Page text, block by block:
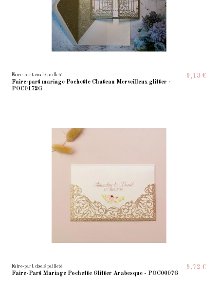
Faire-part ciselé pailleté
Faire-part mariage Pochette Chateau Merveilleux glitter -
POC0172G
9,13 €
Faire-part ciselé pailleté
Faire-Part Mariage Pochette Glitter Arabesque - POC0007G
9,72 €